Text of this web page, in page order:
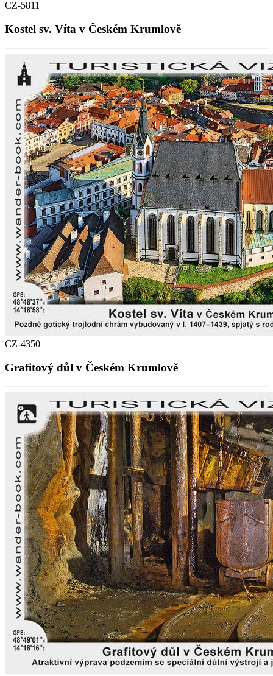
CZ-5811
Kostel sv. Víta v Českém Krumlově
CZ-4350
Grafitový důl v Českém Krumlově